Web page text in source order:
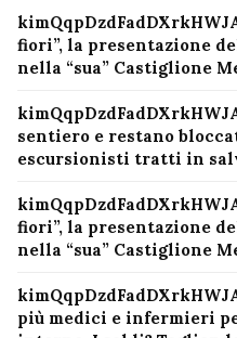
fiori”, la presentazione
nella “sua” Castiglione
sentiero e restano
escursionisti tratti in
fiori”, la presentazione
nella “sua” Castiglione
più medici e infermieri